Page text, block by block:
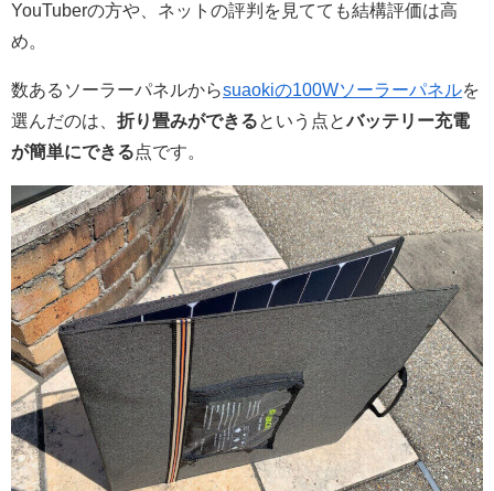
YouTuberの方や、ネットの評判を見てても結構評価は高
め。
数あるソーラーパネルからsuaokiの100Wソーラーパネルを
選んだのは、 折り畳みができるという点とバッテリー充電
が簡単にできる点です。